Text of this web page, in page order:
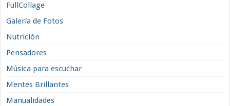
FullCollage
Galería de Fotos
Nutrición
Pensadores
Música para escuchar
Mentes Brillantes
Manualidades